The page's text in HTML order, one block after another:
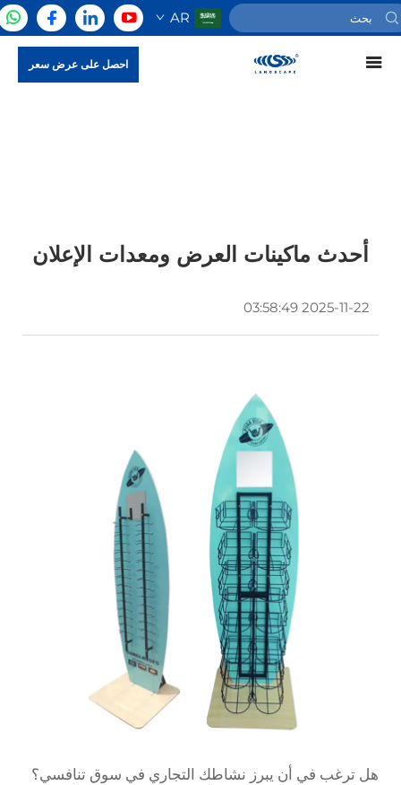
AR
احصل على عرض سعر
أحدث ماكينات العرض ومعدات الإعلان
2025-11-22 03:58:49
هل ترغب في أن يبرز نشاطك التجاري في سوق تنافسي؟